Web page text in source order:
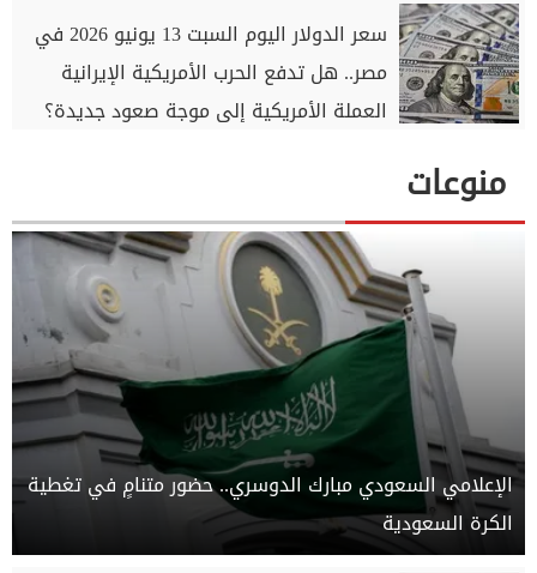
سعر الدولار اليوم السبت 13 يونيو 2026 في
مصر.. هل تدفع الحرب الأمريكية الإيرانية
العملة الأمريكية إلى موجة صعود جديدة؟
منوعات
الإعلامي السعودي مبارك الدوسري.. حضور متنامٍ في تغطية
الكرة السعودية